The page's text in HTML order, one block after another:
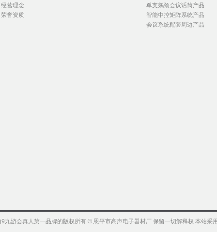
经营理念
荣誉资质
单支鹅颈会议话筒产品
智能中控矩阵系统产品
会议系统配套周边产品
j9九游会真人第一品牌的版权所有 © 恩平市高声电子器材厂 保留一切解释权 本站采